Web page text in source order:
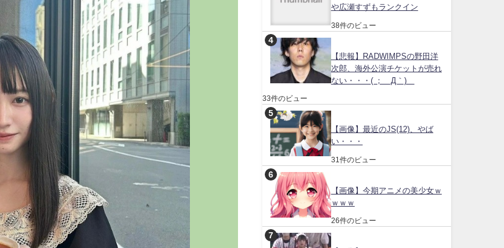
や広瀬すずもランクイン
38件のビュー
【悲報】RADWIMPSの野田洋
次郎、海外公演チケットが売れ
ない・・・( ；´Д｀)
33件のビュー
【画像】最近のJS(12)、やば
い・・・
31件のビュー
【画像】今期アニメの美少女ｗ
ｗｗｗ
26件のビュー